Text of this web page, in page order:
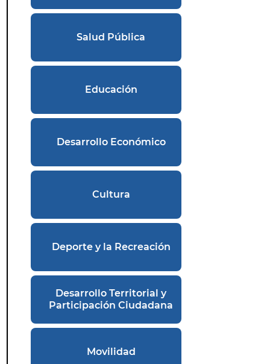
Salud Pública
Educación
Desarrollo Económico
Cultura
Deporte y la Recreación
Desarrollo Territorial y
Participación Ciudadana
Movilidad